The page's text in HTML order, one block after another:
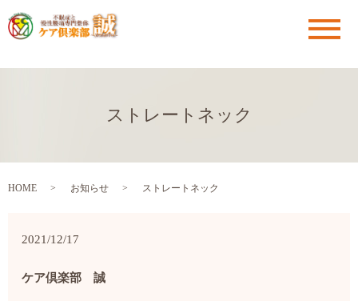
メ
ストレートネック
HOME お知らせ ストレートネック
2021/12/17
ケア倶楽部 誠